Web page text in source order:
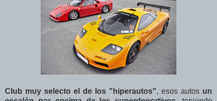
Club muy selecto el de los "hiperautos", esos autos un